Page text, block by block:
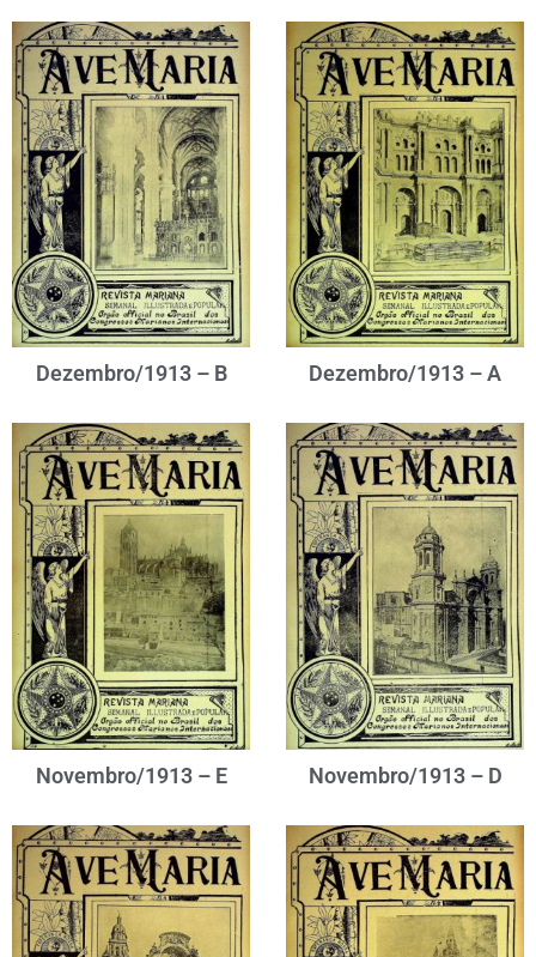
Dezembro/1913 – B Dezembro/1913 – A
Novembro/1913 – E Novembro/1913 – D